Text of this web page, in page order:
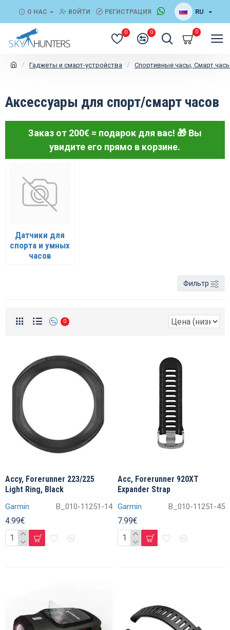
О НАС ВОЙТИ РЕГИСТРАЦИЯ RU
0 0 0
Гаджеты и смарт-устройства Спортивные часы, Смарт
Аксессуары для спорт/смарт часов
Заказ от 200€ = подарок для вас! 🎁 Вы
увидите его прямо в корзине.
Датчики для
спорта и умных
часов
Фильтр
0
Garmin B_010-11251-14
Accy, Forerunner 223/225
Light Ring, Black
4.99€
Garmin B_010-11251-45
Acc, Forerunner 920XT
Expander Strap
7.99€